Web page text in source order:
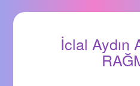
İclal Aydın